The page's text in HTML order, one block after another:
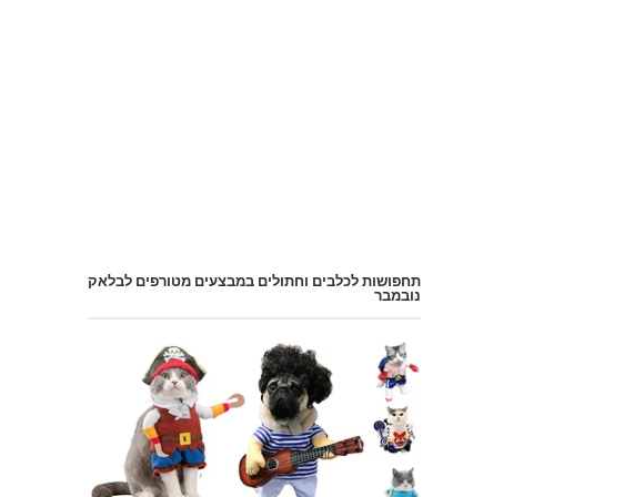
תחפושות לכלבים וחתולים במבצעים מטורפים לבלאק
נובמבר